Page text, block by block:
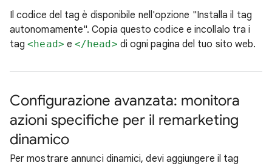
Il codice del tag è disponibile nell'opzione "Installa il tag
autonomamente". Copia questo codice e incollalo tra i
tag<head> e</head> di ogni pagina del tuo sito web.
Configurazione avanzata: monitora
azioni specifiche per il remarketing
dinamico
Per mostrare annunci dinamici, devi aggiungere il tag